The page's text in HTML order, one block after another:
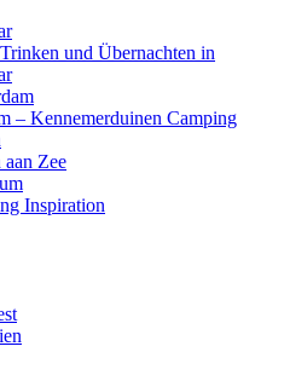
und Übernachten in
– Kennemerduinen Camping
aan Zee
Inspiration